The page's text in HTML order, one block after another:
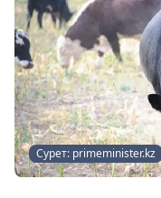
Сурет: primeminister.kz